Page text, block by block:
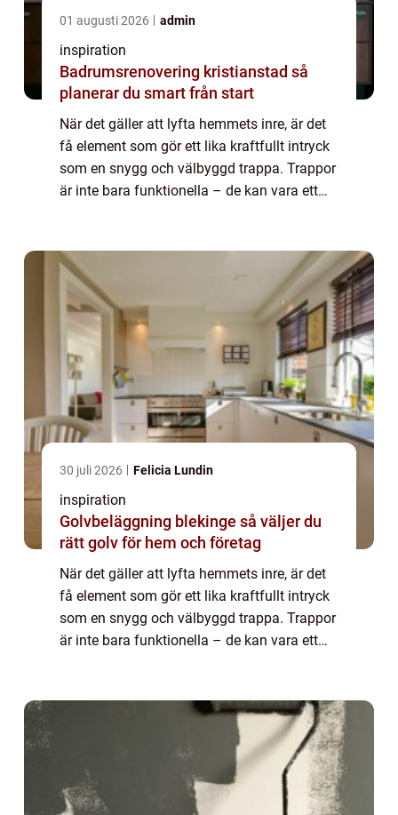
01 augusti 2026 admin
inspiration
Badrumsrenovering kristianstad så
planerar du smart från start
När det gäller att lyfta hemmets inre, är det
få element som gör ett lika kraftfullt intryck
som en snygg och välbyggd trappa. Trappor
är inte bara funktionella – de kan vara ett
30 juli 2026 Felicia Lundin
inspiration
Golvbeläggning blekinge så väljer du
rätt golv för hem och företag
När det gäller att lyfta hemmets inre, är det
få element som gör ett lika kraftfullt intryck
som en snygg och välbyggd trappa. Trappor
är inte bara funktionella – de kan vara ett